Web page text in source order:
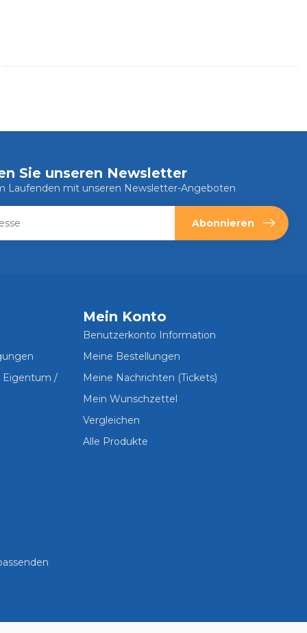
Sie unseren Newsletter
Laufenden mit unseren Newsletter-Angeboten
Abonnieren
Eigentum /
Mein Konto
Benutzerkonto Information
Meine Bestellungen
Meine Nachrichten (Tickets)
Mein Wunschzettel
Vergleichen
Alle Produkte